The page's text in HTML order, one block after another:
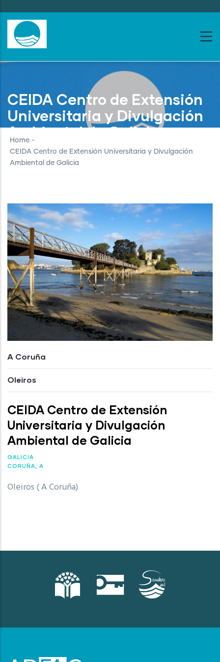
to
main
content
CEIDA Centro de Extensión
Universitaria y Divulgación
Ambiental de Galicia
Home -
CEIDA Centro de Extensión Universitaria y Divulgación
Ambiental de Galicia
A Coruña
Oleiros
CEIDA Centro de Extensión
Universitaria y Divulgación
Ambiental de Galicia
GALICIA
CORUÑA, A
Oleiros ( A Coruña)